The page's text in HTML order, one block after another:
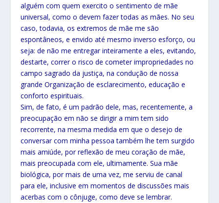
alguém com quem exercito o sentimento de mãe
universal, como o devem fazer todas as mães. No seu
caso, todavia, os extremos de mãe me são
espontâneos, e envido até mesmo inverso esforço, ou
seja: de não me entregar inteiramente a eles, evitando,
destarte, correr o risco de cometer impropriedades no
campo sagrado da justiça, na condução de nossa
grande Organização de esclarecimento, educação e
conforto espirituais.
Sim, de fato, é um padrão dele, mas, recentemente, a
preocupação em não se dirigir a mim tem sido
recorrente, na mesma medida em que o desejo de
conversar com minha pessoa também lhe tem surgido
mais amiúde, por reflexão de meu coração de mãe,
mais preocupada com ele, ultimamente. Sua mãe
biológica, por mais de uma vez, me serviu de canal
para ele, inclusive em momentos de discussões mais
acerbas com o cônjuge, como deve se lembrar.